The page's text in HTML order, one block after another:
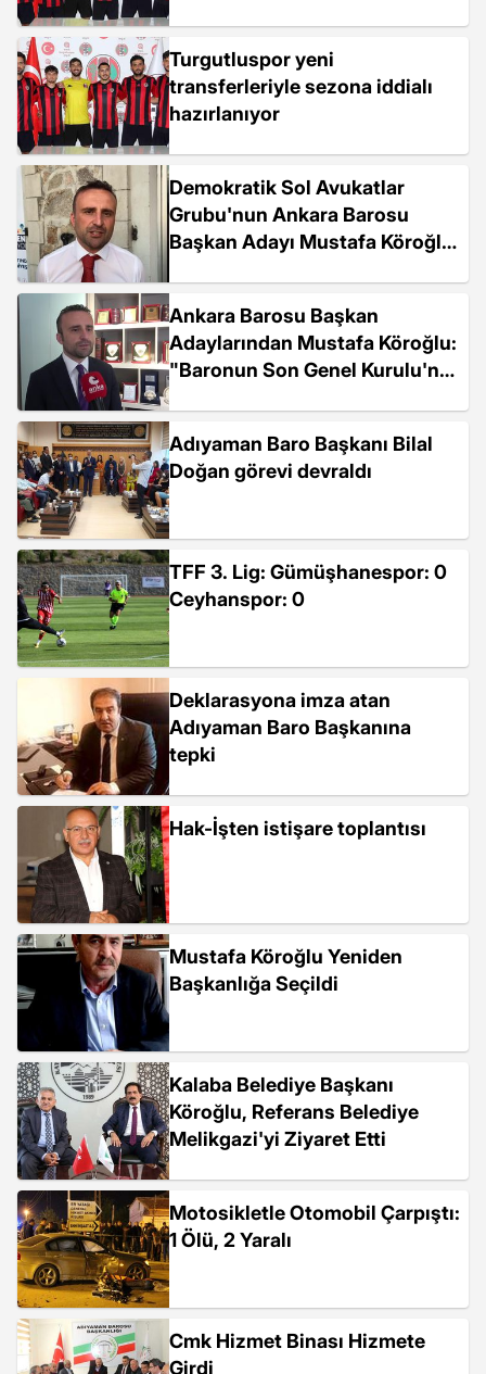
Turgutluspor yeni
transferleriyle sezona iddialı
hazırlanıyor
Demokratik Sol Avukatlar
Grubu'nun Ankara Barosu
Başkan Adayı Mustafa Köroğlu
Ankara Barosu Başkan
Adaylarından Mustafa Köroğlu:
"Baronun Son Genel Kurulu'na
Adıyaman Baro Başkanı Bilal
Doğan görevi devraldı
TFF 3. Lig: Gümüşhanespor: 0
Ceyhanspor: 0
Deklarasyona imza atan
Adıyaman Baro Başkanına
tepki
Hak-İşten istişare toplantısı
Mustafa Köroğlu Yeniden
Başkanlığa Seçildi
Kalaba Belediye Başkanı
Köroğlu, Referans Belediye
Melikgazi'yi Ziyaret Etti
Motosikletle Otomobil Çarpıştı:
1 Ölü, 2 Yaralı
Cmk Hizmet Binası Hizmete
Girdi